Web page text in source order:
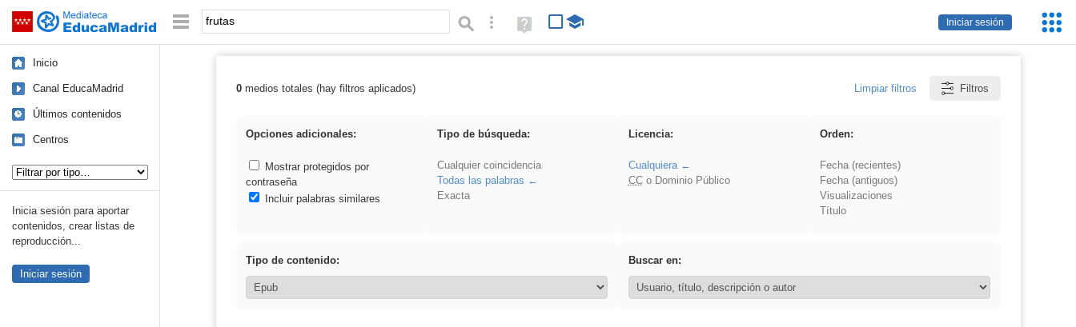
Saltar navegación
Iniciar sesión
Palabra o frase: Búsqueda avanzada
Ayuda
(en
Inicio
Canal EducaMadrid
Últimos contenidos
Centros
Inicia sesión para aportar
contenidos, crear listas de
reproducción...
Iniciar sesión
Resultados de: frutas
0medios totales (hay filtros aplicados) Limpiar filtros Filtros
Opciones adicionales:
Mostrar protegidos por
contraseña
Incluir palabras similares
Tipo de búsqueda:
Cualquier coincidencia
Todas las palabras
Exacta
Licencia:
Cualquiera
CCo Dominio Público
Orden:
Fecha (recientes)
Fecha (antiguos)
Visualizaciones
Título
Tipo de contenido: Buscar en: